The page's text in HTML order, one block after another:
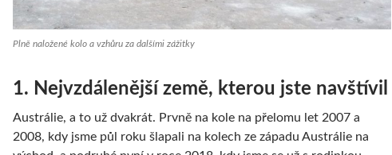
Plně naložené kolo a vzhůru za dalšími zážitky
1. Nejvzdálenější země, kterou jste navštívil
Austrálie, a to už dvakrát. Prvně na kole na přelomu let 2007 a
2008, kdy jsme půl roku šlapali na kolech ze západu Austrálie na